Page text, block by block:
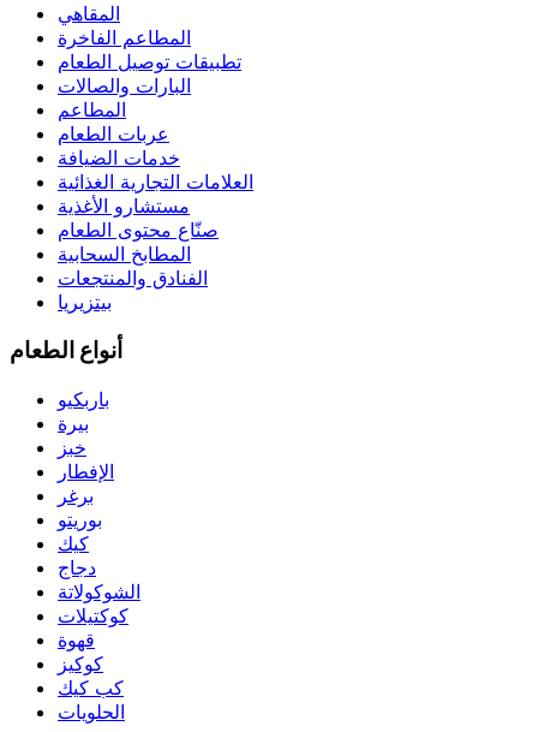
المقاهي
المطاعم الفاخرة
تطبيقات توصيل الطعام
البارات والصالات
المطاعم
عربات الطعام
خدمات الضيافة
العلامات التجارية الغذائية
مستشارو الأغذية
صنّاع محتوى الطعام
المطابخ السحابية
الفنادق والمنتجعات
بيتزيريا
أنواع الطعام
باربكيو
بيرة
خبز
الإفطار
برغر
بوريتو
كيك
دجاج
الشوكولاتة
كوكتيلات
قهوة
كوكيز
كب كيك
الحلويات